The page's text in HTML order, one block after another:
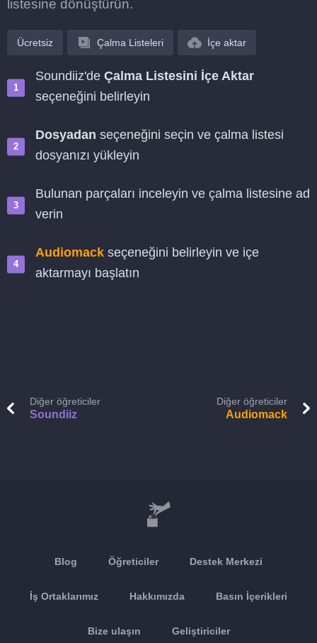
listesine dönüştürün.
Ücretsiz Çalma Listeleri İçe aktar
Soundiiz'de Çalma Listesini İçe Aktar
seçeneğini belirleyin
Dosyadan seçeneğini seçin ve çalma listesi
dosyanızı yükleyin
Bulunan parçaları inceleyin ve çalma listesine ad
verin
Audiomack seçeneğini belirleyin ve içe
aktarmayı başlatın
Diğer öğreticiler
Soundiiz
Diğer öğreticiler
Audiomack
Blog Öğreticiler Destek Merkezi
İş Ortaklarımız Hakkımızda Basın İçerikleri
Bize ulaşın Geliştiriciler